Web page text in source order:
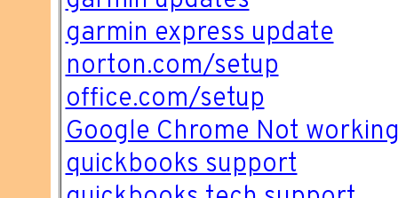
garmin express update
norton.com/setup
office.com/setup
Google Chrome Not
quickbooks support